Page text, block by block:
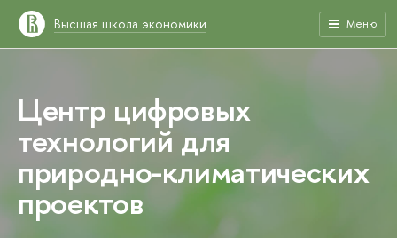
Высшая школа экономики Меню
Центр цифровых
технологий для
природно-климатических
проектов